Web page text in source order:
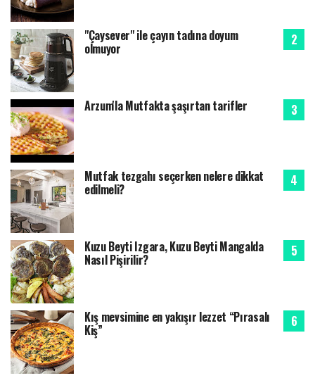
"Çaysever" ile çayın tadına doyum
olmuyor
Arzum'la Mutfakta şaşırtan tarifler
Mutfak tezgahı seçerken nelere dikkat
edilmeli?
Kuzu Beyti Izgara, Kuzu Beyti Mangalda
Nasıl Pişirilir?
Kış mevsimine en yakışır lezzet “Pırasalı
Kiş”